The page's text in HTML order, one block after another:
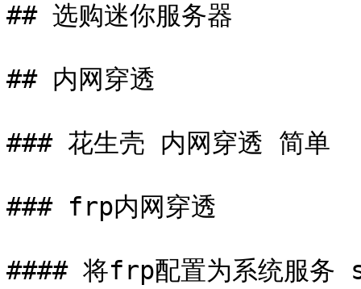
## 选购迷你服务器
## 内网穿透
### 花生壳 内网穿透 简单
### frp内网穿透
#### 将frp配置为系统服